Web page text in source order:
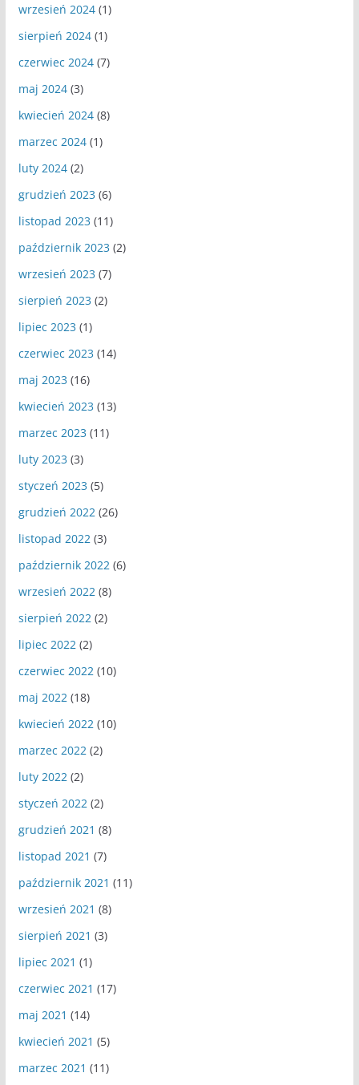
wrzesień 2024(1)
sierpień 2024(1)
czerwiec 2024(7)
maj 2024(3)
kwiecień 2024(8)
marzec 2024(1)
luty 2024(2)
grudzień 2023 (6)
listopad 2023 (11)
październik 2023 (2)
wrzesień 2023 (7)
sierpień 2023 (2)
lipiec 2023 (1)
czerwiec 2023 (14)
maj 2023 (16)
kwiecień 2023 (13)
marzec 2023 (11)
luty 2023 (3)
styczeń 2023 (5)
grudzień 2022 (26)
listopad 2022 (3)
październik 2022 (6)
wrzesień 2022 (8)
sierpień 2022 (2)
lipiec 2022 (2)
czerwiec 2022 (10)
maj 2022 (18)
kwiecień 2022 (10)
marzec 2022 (2)
luty 2022 (2)
styczeń 2022 (2)
grudzień 2021 (8)
listopad 2021 (7)
październik 2021 (11)
wrzesień 2021 (8)
sierpień 2021 (3)
lipiec 2021 (1)
czerwiec 2021 (17)
maj 2021 (14)
kwiecień 2021 (5)
marzec 2021 (11)